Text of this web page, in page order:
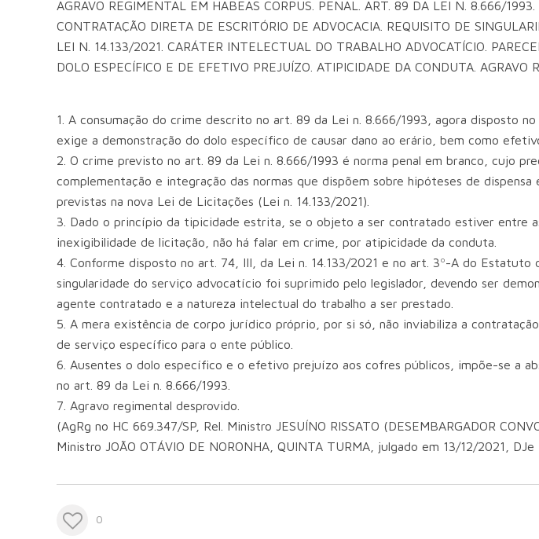
AGRAVO REGIMENTAL EM HABEAS CORPUS. PENAL. ART. 89 DA LEI N. 8.666/1993.
CONTRATAÇÃO DIRETA DE ESCRITÓRIO DE ADVOCACIA. REQUISITO DE
LEI N. 14.133/2021. CARÁTER INTELECTUAL DO TRABALHO ADVOCATÍCIO.
DOLO ESPECÍFICO E DE EFETIVO PREJUÍZO. ATIPICIDADE DA CONDUTA. AGRAVO
1. A consumação do crime descrito no art. 89 da Lei n. 8.666/1993, agora disposto
exige a demonstração do dolo específico de causar dano ao erário, bem como
2. O crime previsto no art. 89 da Lei n. 8.666/1993 é norma penal em branco, cujo
complementação e integração das normas que dispõem sobre hipóteses de
previstas na nova Lei de Licitações (Lei n. 14.133/2021).
3. Dado o princípio da tipicidade estrita, se o objeto a ser contratado estiver entre
inexigibilidade de licitação, não há falar em crime, por atipicidade da conduta.
4. Conforme disposto no art. 74, III, da Lei n. 14.133/2021 e no art. 3º-A do Estatuto
singularidade do serviço advocatício foi suprimido pelo legislador, devendo ser
agente contratado e a natureza intelectual do trabalho a ser prestado.
5. A mera existência de corpo jurídico próprio, por si só, não inviabiliza a
de serviço específico para o ente público.
6. Ausentes o dolo específico e o efetivo prejuízo aos cofres públicos, impõe-se a
no art. 89 da Lei n. 8.666/1993.
7. Agravo regimental desprovido.
(AgRg no HC 669.347/SP, Rel. Ministro JESUÍNO RISSATO (DESEMBARGADOR
Ministro JOÃO OTÁVIO DE NORONHA, QUINTA TURMA, julgado em 13/12/2021,
0